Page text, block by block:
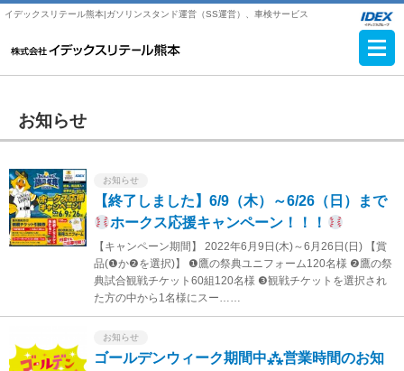
イデックスリテール熊本|ガソリンスタンド運営（SS運営）、車検サービス
お知らせ
お知らせ
【終了しました】6/9（木）～6/26（日）まで
ホークス応援キャンペーン！！！
【キャンペーン期間】 2022年6月9日(木)～6月26日(日) 【賞
品(❶か❷を選択)】 ❶鷹の祭典ユニフォーム120名様 ❷鷹の祭
典試合観戦チケット60組120名様 ❸観戦チケットを選択され
た方の中から1名様にスー……
お知らせ
ゴールデンウィーク期間中⁂営業時間のお知